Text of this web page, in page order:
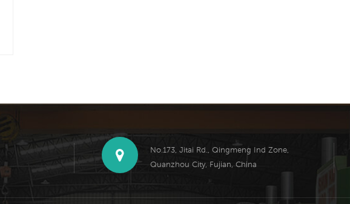
No.173, Jitai Rd., Qingmeng Ind Zone,
Quanzhou City, Fujian, China